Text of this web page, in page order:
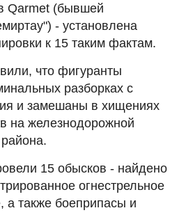
Qarmet (бывшей
- установлена
к 15 таким фактам.
что фигуранты
разборках с
и замешаны в хищениях
на железнодорожной
15 обысков - найдено
огнестрельное
а также боеприпасы и